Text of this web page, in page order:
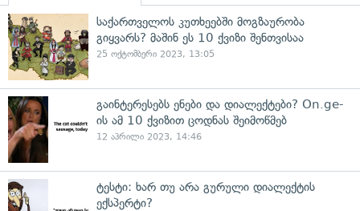
საქართველოს კუთხეებში მოგზაურობა
გიყვარს? მაშინ ეს 10 ქვიზი შენთვისაა
25 ოქტომბერი 2023, 13:05
გაინტერესებს ენები და დიალექტები? On.ge-
ის ამ 10 ქვიზით ცოდნას შეიმოწმებ
12 აპრილი 2023, 14:46
ტესტი: ხარ თუ არა გურული დიალექტის
ექსპერტი?